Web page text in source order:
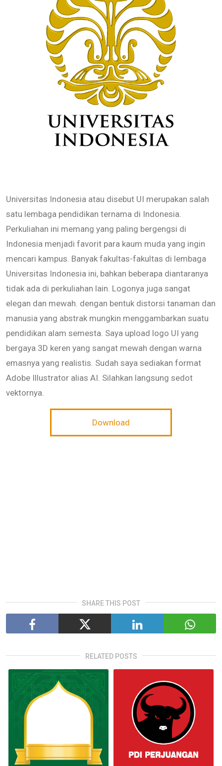
Universitas Indonesia atau disebut UI merupakan salah
satu lembaga pendidikan ternama di Indonesia.
Perkuliahan ini memang yang paling bergengsi di
Indonesia menjadi favorit para kaum muda yang ingin
mencari kampus. Banyak fakultas-fakultas di lembaga
Universitas Indonesia ini, bahkan beberapa diantaranya
tidak ada di perkuliahan lain. Logonya juga sangat
elegan dan mewah. dengan bentuk distorsi tanaman dan
manusia yang abstrak mungkin menggambarkan suatu
pendidikan alam semesta. Saya upload logo UI yang
bergaya 3D keren yang sangat mewah dengan warna
emasnya yang realistis. Sudah saya sediakan format
Adobe Illustrator alias AI. Silahkan langsung sedot
vektornya.
Download
SHARE THIS POST
RELATED POSTS